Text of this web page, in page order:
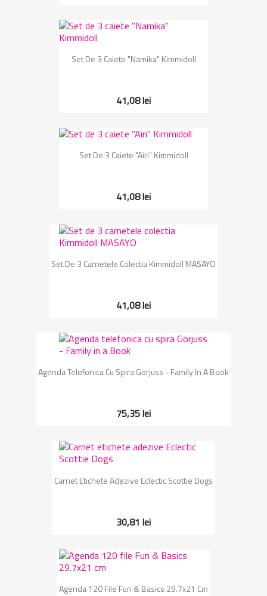
Set De 3 Caiete "Namika" Kimmidoll
41,08 lei
Set De 3 Caiete "Airi" Kimmidoll
41,08 lei
Set De 3 Carnetele Colectia Kimmidoll MASAYO
41,08 lei
Agenda Telefonica Cu Spira Gorjuss - Family In A Book
75,35 lei
Carnet Etichete Adezive Eclectic Scottie Dogs
30,81 lei
Agenda 120 File Fun & Basics 29.7x21 Cm